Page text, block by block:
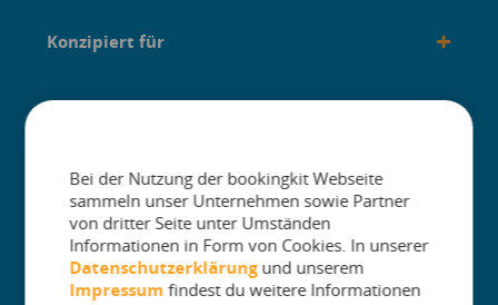
The One Platform for Attractions. Sell
More and Simplify Operations.
Konzipiert für +
Anleitungen +
Bei der Nutzung der bookingkit Webseite
sammeln unser Unternehmen sowie Partner
von dritter Seite unter Umständen
Informationen in Form von Cookies. In unserer
Datenschutzerklärungund unserem
Impressum findest du weitere Informationen